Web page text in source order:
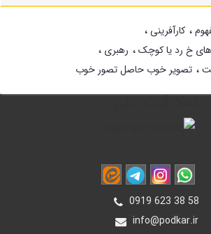
کارآفرینی
خ رد یا کوچک رهبری
تصویر خوب حاصل تصور خوب
نماد ثبت ملی
0919 623 38 58
info@podkar.ir